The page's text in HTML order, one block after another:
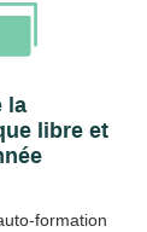
la
libre et
formation